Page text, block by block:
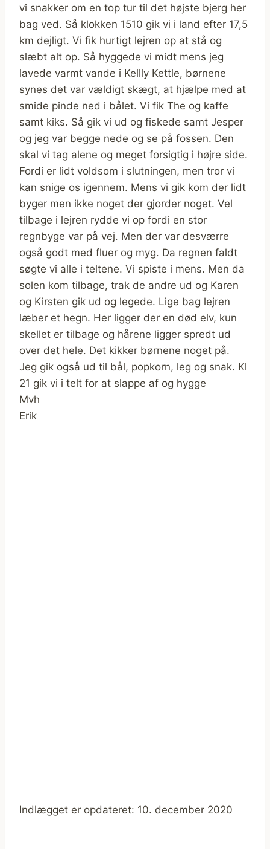
vi snakker om en top tur til det højste bjerg her
bag ved. Så klokken 1510 gik vi i land efter 17,5
km dejligt. Vi fik hurtigt lejren op at stå og
slæbt alt op. Så hyggede vi midt mens jeg
lavede varmt vande i Kellly Kettle, børnene
synes det var vældigt skægt, at hjælpe med at
smide pinde ned i bålet. Vi fik The og kaffe
samt kiks. Så gik vi ud og fiskede samt Jesper
og jeg var begge nede og se på fossen. Den
skal vi tag alene og meget forsigtig i højre side.
Fordi er lidt voldsom i slutningen, men tror vi
kan snige os igennem. Mens vi gik kom der lidt
byger men ikke noget der gjorder noget. Vel
tilbage i lejren rydde vi op fordi en stor
regnbyge var på vej. Men der var desværre
også godt med fluer og myg. Da regnen faldt
søgte vi alle i teltene. Vi spiste i mens. Men da
solen kom tilbage, trak de andre ud og Karen
og Kirsten gik ud og legede. Lige bag lejren
læber et hegn. Her ligger der en død elv, kun
skellet er tilbage og hårene ligger spredt ud
over det hele. Det kikker børnene noget på.
Jeg gik også ud til bål, popkorn, leg og snak. Kl
21 gik vi i telt for at slappe af og hygge
Mvh
Erik
Indlægget er opdateret: 10. december 2020